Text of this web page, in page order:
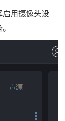
用摄像头设